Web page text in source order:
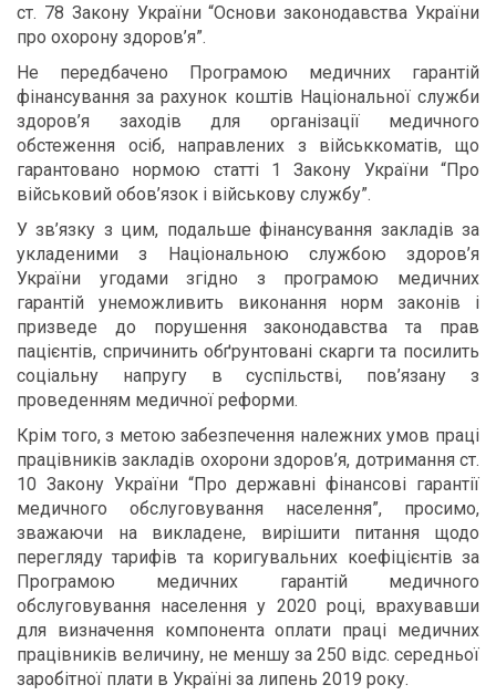
ст. 78 Закону України “Основи законодавства України
про охорону здоров’я”.
Не передбачено Програмою медичних гарантій
фінансування за рахунок коштів Національної служби
здоров’я заходів для організації медичного
обстеження осіб, направлених з військкоматів, що
гарантовано нормою статті 1 Закону України “Про
військовий обов’язок і військову службу”.
У зв’язку з цим, подальше фінансування закладів за
укладеними з Національною службою здоров’я
України угодами згідно з програмою медичних
гарантій унеможливить виконання норм законів і
призведе до порушення законодавства та прав
пацієнтів, спричинить обґрунтовані скарги та посилить
соціальну напругу в суспільстві, пов’язану з
проведенням медичної реформи.
Крім того, з метою забезпечення належних умов праці
працівників закладів охорони здоров’я, дотримання ст.
10 Закону України “Про державні фінансові гарантії
медичного обслуговування населення”, просимо,
зважаючи на викладене, вирішити питання щодо
перегляду тарифів та коригувальних коефіцієнтів за
Програмою медичних гарантій медичного
обслуговування населення у 2020 році, врахувавши
для визначення компонента оплати праці медичних
працівників величину, не меншу за 250 відс. середньої
заробітної плати в Україні за липень 2019 року.